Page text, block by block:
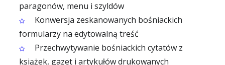
paragonów, menu i szyldów
Konwersja zeskanowanych bośniackich
formularzy na edytowalną treść
Przechwytywanie bośniackich cytatów z
książek, gazet i artykułów drukowanych